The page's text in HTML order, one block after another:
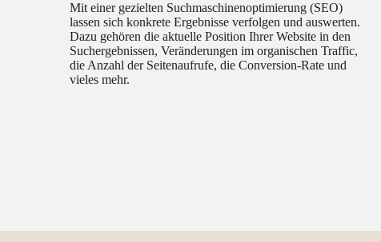
Mit einer gezielten Suchmaschinenoptimierung (SEO)
lassen sich konkrete Ergebnisse verfolgen und auswerten.
Dazu gehören die aktuelle Position Ihrer Website in den
Suchergebnissen, Veränderungen im organischen Traffic,
die Anzahl der Seitenaufrufe, die Conversion-Rate und
vieles mehr.